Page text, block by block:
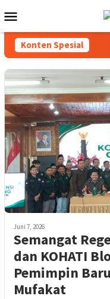
ke
kontenMobile
Konten Spesial
Juni 7, 2026
Semangat
dan KOHATI
Pemimpin
Mufakat